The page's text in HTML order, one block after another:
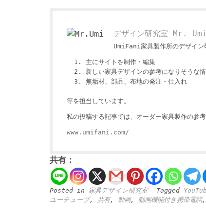
デザイン研究室 Mr. Umi
UmiFani家具製作所のデザイ
主にサイトを制作・編集
新しい家具デザインの参考になりそうな
無垢材、部品、布地の発注・仕入れ
等を担当しています。
私の投稿する記事では、オーダー家具製作の参
www.umifani.com/
共有：
Posted in 家具デザイン研究室 Tagged
ユーチューブ, 共有, 動画, 動画機能付き携帯電話,